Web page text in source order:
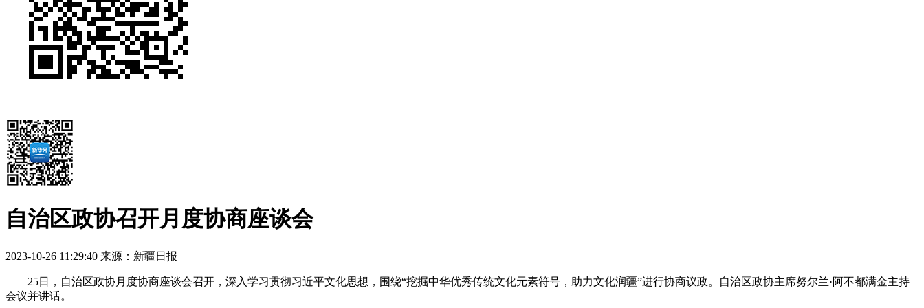
自治区政协召开月度协商座谈会
2023-10-26 11:29:40 来源：新疆日报
25日，自治区政协月度协商座谈会召开，深入学习贯彻习近平文化思想，围绕“挖掘中华优秀传统文化元素符号，助力文化润疆”进行协商议政。自治区政协主席努尔兰·阿不都满金主持
会议并讲话。